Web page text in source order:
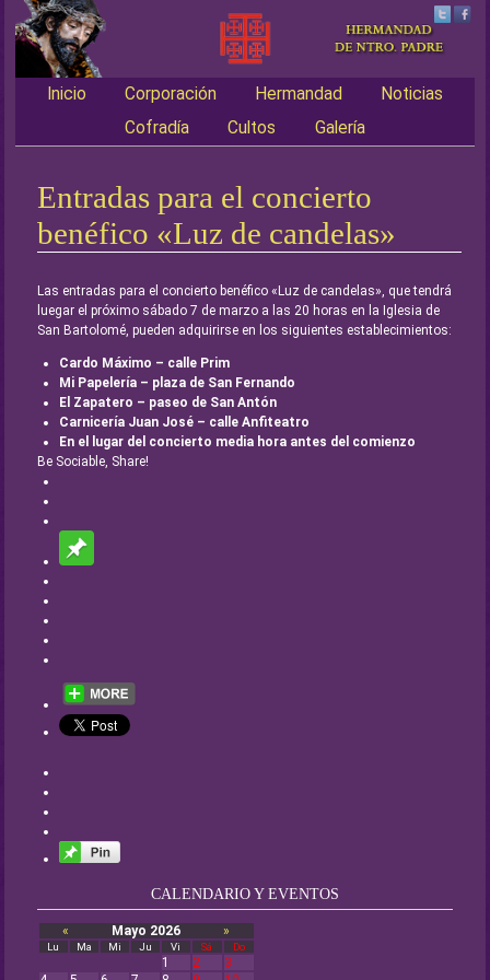
Main menu
Inicio Corporación Hermandad
Noticias
Cofradía
Cultos Galería
Entradas para el concierto
benéfico «Luz de candelas»
Las entradas para el concierto benéfico «Luz de candelas», que tendrá
luegar el próximo sábado 7 de marzo a las 20 horas en la Iglesia de
San Bartolomé, pueden adquirirse en los siguientes establecimientos:
Cardo Máximo – calle Prim
Mi Papelería – plaza de San Fernando
El Zapatero – paseo de San Antón
Carnicería Juan José – calle Anfiteatro
En el lugar del concierto media hora antes del comienzo
Be Sociable, Share!
CALENDARIO Y EVENTOS
« Mayo 2026 »
Lu Ma Mi Ju Vi Sá Do
1 2
3